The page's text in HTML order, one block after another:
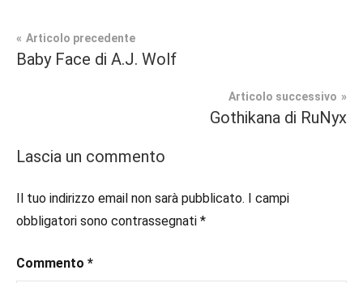
Tag
#booklover,
#ebook
#inspiration,
#ioleggo,
Contemporary
piano
Recensioni
Navigazione
Articolo precedente
Baby Face di A.J. Wolf
Articolo successivo
Gothikana di RuNyx
Lascia un commento
Il tuo indirizzo email non sarà pubblicato. I campi
obbligatori sono contrassegnati *
Commento *